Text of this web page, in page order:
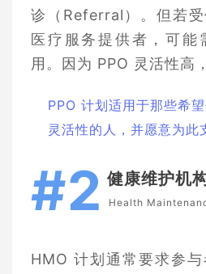
诊（Referral）。但若
医疗服务提供者，可能
用。因为 PPO 灵活性高
PPO 计划适用于那些希
灵活性的人，并愿意为此
#2 健康维护机
Health
HMO 计划通常要求参